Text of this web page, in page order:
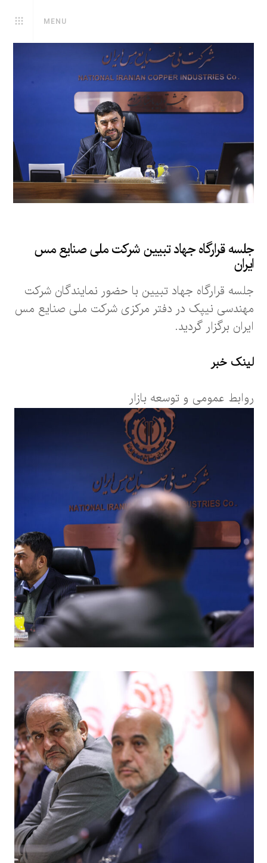
MENU
جلسه قرارگاه جهاد تبیین شرکت ملی صنایع مس
ایران
جلسه قرارگاه جهاد تبیین با حضور نمایندگان شرکت
مهندسی نیپک در دفتر مرکزی شرکت ملی صنایع مس
ایران برگزار گردید.
لینک خبر
روابط عمومی و توسعه بازار